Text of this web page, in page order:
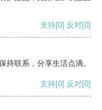
支持[0] 反对[0]
持联系，分享生活点滴。
支持[0] 反对[0]